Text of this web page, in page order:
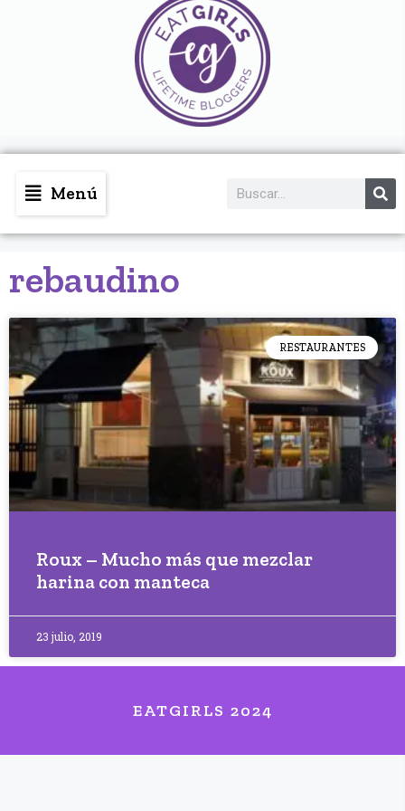
Menú
rebaudino
RESTAURANTES
Roux – Mucho más que mezclar
harina con manteca
23 julio, 2019
EATGIRLS 2024